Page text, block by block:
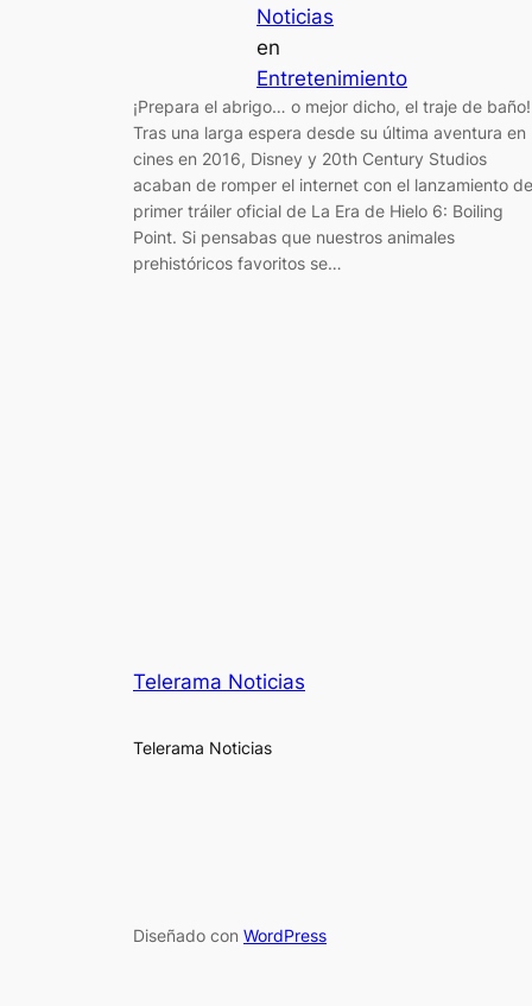
Noticias
en
Entretenimiento
¡Prepara el abrigo… o mejor dicho, el traje de baño!
Tras una larga espera desde su última aventura en
cines en 2016, Disney y 20th Century Studios
acaban de romper el internet con el lanzamiento
primer tráiler oficial de La Era de Hielo 6: Boiling
Point. Si pensabas que nuestros animales
prehistóricos favoritos se…
Telerama Noticias
Telerama Noticias
Diseñado con WordPress